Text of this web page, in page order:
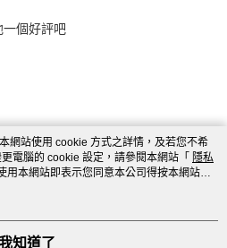
個好評吧
網站使用 cookie 方式之詳情，及若您不希
電腦的 cookie 設定，請參閱本網站「 隱私
用本網站即表示您同意本公司得按本網站使
知道了